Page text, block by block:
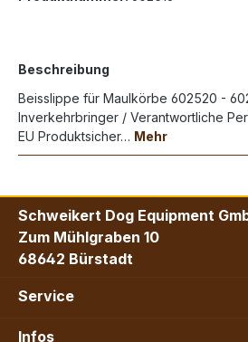
Beschreibung
Beisslippe für Maulkörbe 602520 -
Inverkehrbringer / Verantwortliche
EU Produktsicher… Mehr
Schweikert Dog Equipment
Zum Mühlgraben 10
68642 Bürstadt
Service
Infos